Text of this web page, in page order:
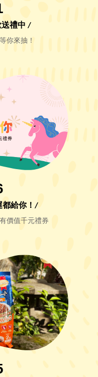
送禮中 /
你來抽！
都給你！/
價值千元禮券